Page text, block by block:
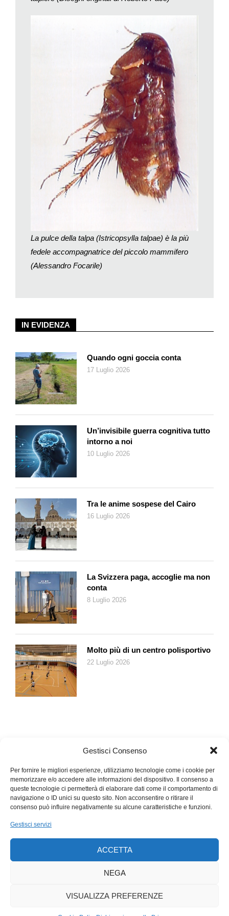
Gestisci Consenso
Per fornire le migliori esperienze, utilizziamo tecnologie come i cookie per
memorizzare e/o accedere alle informazioni del dispositivo. Il consenso a
queste tecnologie ci permetterà di elaborare dati come il comportamento di
navigazione o ID unici su questo sito. Non acconsentire o ritirare il
consenso può influire negativamente su alcune caratteristiche e funzioni.
Gestisci servizi
ACCETTA
NEGA
VISUALIZZA PREFERENZE
Una bella e lucida pelliccia, le zampe anteriori ben
equipaggiate per lo scavo, il muso pronunziato, il codino ritto
come il trolley di un tram, sono le caratteristiche salienti della
talpa. Nella ricerca del cibo, essa è guidata dalle vibrazioni del
suolo prodotte dai lombrichi, dall’odorato e dal tatto. Tutti sensi
molto sofisticati ed efficienti, che suppliscono al modesto
apparato visivo costituito dai due occhietti semi-nascosti tra i
Madre Natura ha ottimamente attrezzato il nostro animaletto
sotterraneo, che si muove con grande velocità e disinvoltura,
mantenendo il codino ritto, che scorre come un «trolley
volta dei cunicoli, captando segnali tattili, e sfatando certe
dicerie sulla sua presunta lentezza di movimenti. Alle nostre
latitudini, la gestazione dura tre mesi: dalla fine di gennaio a
quella di aprile. A un mese di età, si lascia la mamma, e
selettiva di «nicchie ecologiche» non occupate, gli insetti non
potevano mancare nei nidi di talpa. Questi ambienti sono
popolati da una fauna di insetti strettamente legata (infeudata)
(mosche e moscerini), e dell’immancabile enorme pulce della
la più grande specie europea. Analizzando le caratteristiche di
queste popolazioni di insetti, peculiari del micro-ambiente
«talpiera», si può rilevare la marcata eterogeneità dei suoi
componenti. La talpa stessa gode dei servigi di un minuscolo
coleottero: il leptino seriato (disegno), cieco e piatto, che si
Gli ammassi vegetali che formano il nido sono la sede ideale
per la formazione di micro-funghi utilizzati dai ditteri e da
alcune specie di coleotteri, come la coleva agile. Non
mancano inoltre i predatori delle larve (come i coleotteri
stafilinidi). Infine, e per completare il quadro, vi sono numerose
vespe, microscopiche parassite che depongono le loro uova
su adulti, larve e uova. Intorno, e sulla talpa, vive e prospera
tutto un mondo di utilizzatori a vari livelli. E questo microcosmo
può essere racchiuso in una minuscola palla di fieno e di
fogliame, a portata di mano della nostra eventuale curiosità.
E poi c’è la talpa archeologa. Circa un secolo fa, erano in gran
voga nella regione pedemontana dell’Insubria, gli scavi alla
ricerca e allo studio di preistorici insediamenti umani su
palafitte. Furono individuati diversi agglomerati di capanne tra il
Varesotto e il Veneto, e i ritrovamenti furono oggetto di dotti
studi da parte di valenti scienziati lombardi.
Questi insediamenti di nostri lontani antenati vennero attribuiti a
un periodo storico dopo la ritirata dei ghiacciai, quando i metalli
non erano ancora conosciuti, e l’uomo produceva rozzi ma
funzionali manufatti di selce calcarea: punte di frecce,
raschiatoi per le pelli, falcetti. Gli abbondanti rifiuti della
lavorazione della selce venivano abbandonati in gran numero,
e sono giunti fino ai nostri giorni grazie anche agli scavi delle
presso i Padenghe sulle rive del lago di Garda.
IN EVIDENZA
Quando ogni goccia conta
17 Luglio 2026
Un’invisibile guerra cognitiva tutto
intorno a noi
10 Luglio 2026
Tra le anime sospese del Cairo
16 Luglio 2026
La Svizzera paga, accoglie ma non
conta
8 Luglio 2026
Molto più di un centro polisportivo
22 Luglio 2026
La pulce della talpa (Istricopsylla talpae) è la più
fedele accompagnatrice del piccolo mammifero
(Alessandro Focarile)